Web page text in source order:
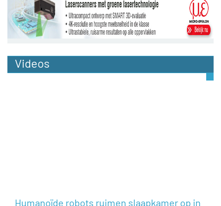
Videos
Humanoïde robots ruimen slaapkamer op in